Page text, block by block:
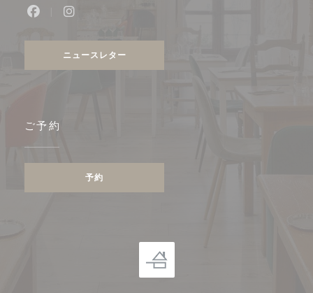
ニュースレター
ご予約
予約